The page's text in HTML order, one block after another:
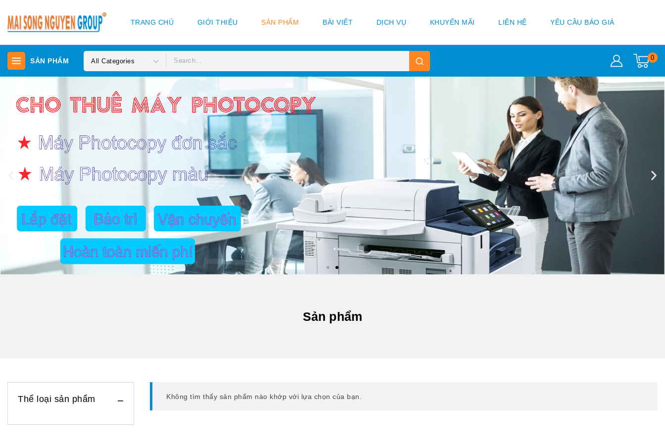
TRANG CHỦ GIỚI THIỆU SẢN PHẨM BÀI VIẾT DỊCH VỤ KHUYẾN MÃI LIÊN HỆ YÊU CẦU BÁO GIÁ
SẢN PHẨM 0
Sản phẩm
Không tìm thấy sản phẩm nào khớp với lựa chọn của bạn.
Thể loại sản phẩm